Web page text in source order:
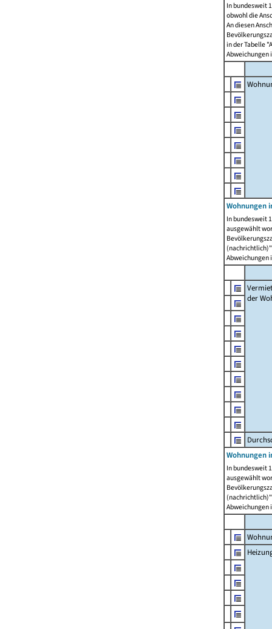
In bundesweit
obwohl die
An diesen
in der Tabelle
Abweichungen
Wohnungen
In bundesweit
ausgewählt
Abweichungen
der
Wohnungen
In bundesweit
ausgewählt
Abweichungen